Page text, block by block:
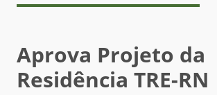
Aprova Projeto da
Residência TRE-RN